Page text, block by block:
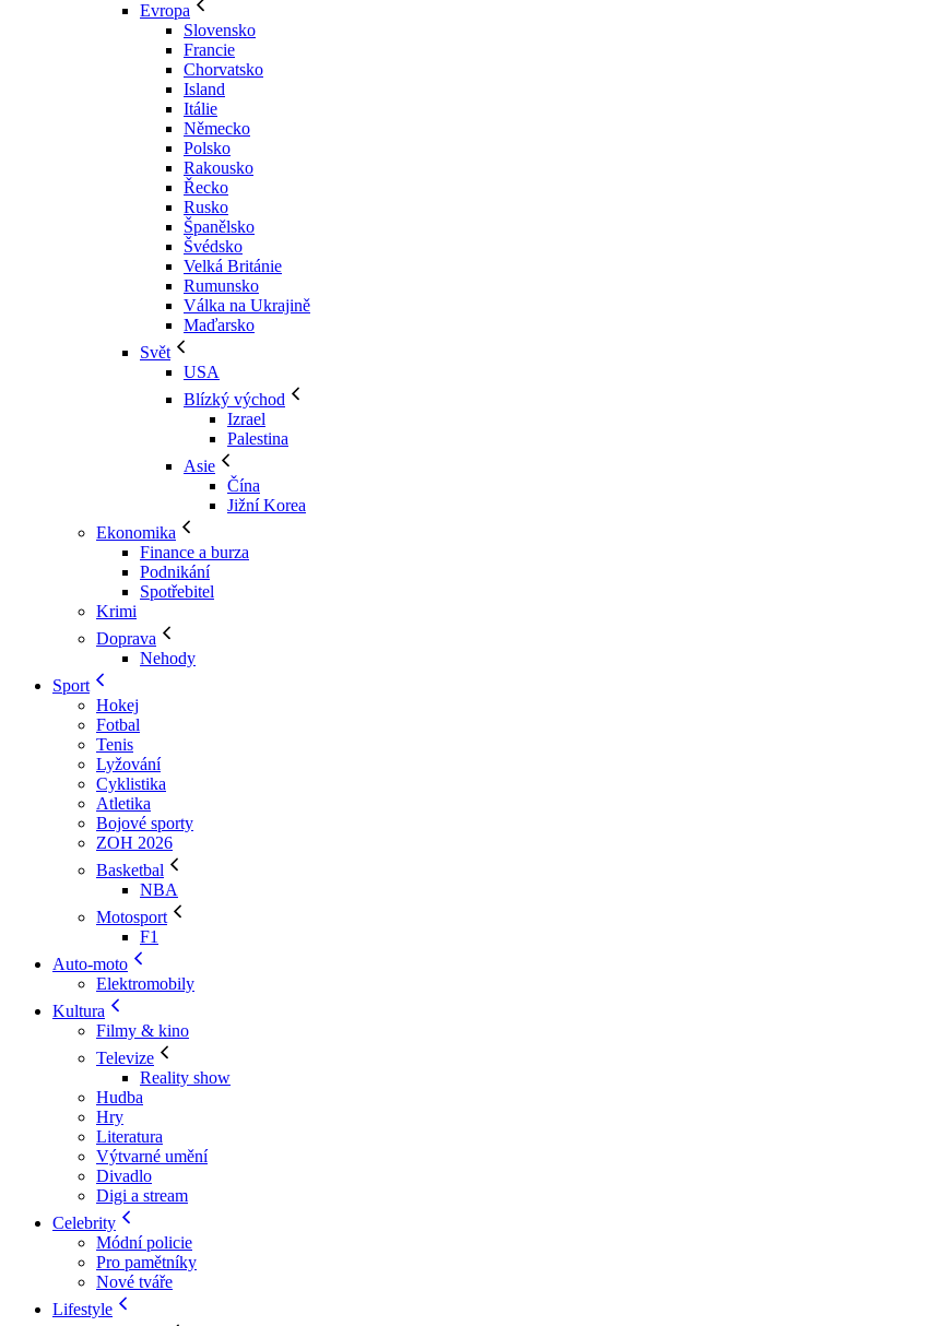
Evropa
Slovensko
Francie
Chorvatsko
Island
Itálie
Německo
Polsko
Rakousko
Řecko
Rusko
Španělsko
Švédsko
Velká Británie
Rumunsko
Válka na Ukrajině
Maďarsko
Svět
USA
Blízký východ
Izrael
Palestina
Asie
Čína
Jižní Korea
Ekonomika
Finance a burza
Podnikání
Spotřebitel
Krimi
Doprava
Nehody
Sport
Hokej
Fotbal
Tenis
Lyžování
Cyklistika
Atletika
Bojové sporty
ZOH 2026
Basketbal
NBA
Motosport
F1
Auto-moto
Elektromobily
Kultura
Filmy & kino
Televize
Reality show
Hudba
Hry
Literatura
Výtvarné umění
Divadlo
Digi a stream
Celebrity
Módní policie
Pro pamětníky
Nové tváře
Lifestyle